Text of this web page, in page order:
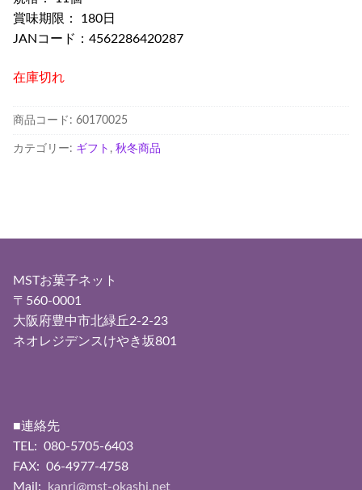
賞味期限： 180日
JANコード：4562286420287
在庫切れ
商品コード: 60170025
カテゴリー: ギフト , 秋冬商品
MSTお菓子ネット
〒560-0001
大阪府豊中市北緑丘2-2-23
ネオレジデンスけやき坂801
■連絡先
TEL: 080-5705-6403
FAX: 06-4977-4758
Mail:
kanri@mst-okashi.net